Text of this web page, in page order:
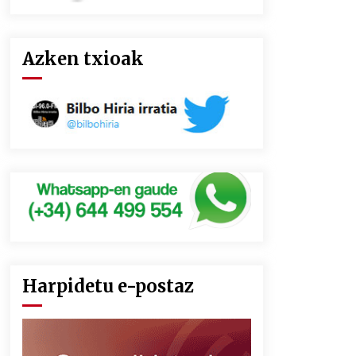
Azken txioak
Harpidetu e-postaz